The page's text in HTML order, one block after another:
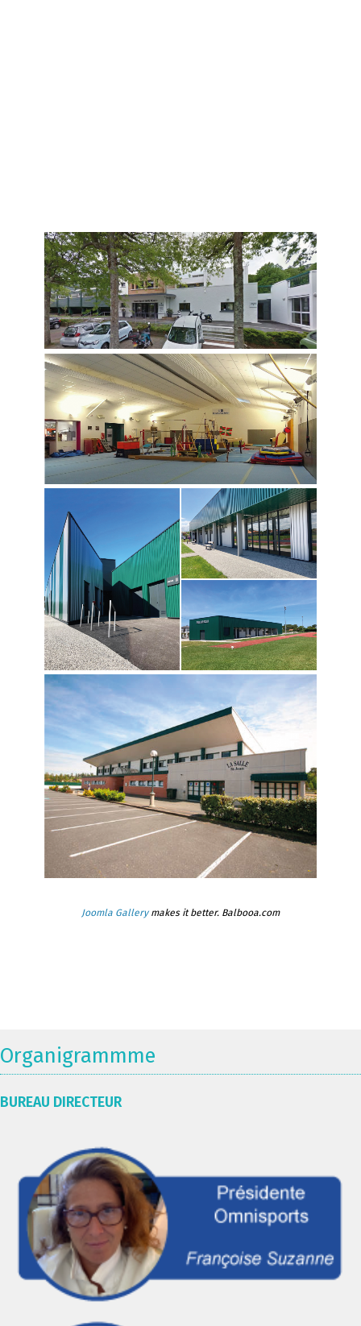
Joomla Gallerymakes it better. Balbooa.com
Organigrammme
BUREAU DIRECTEUR